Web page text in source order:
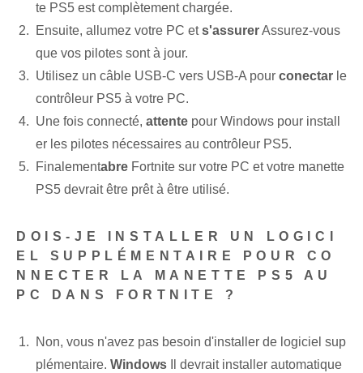
te PS5 est complètement chargée.
Ensuite, allumez votre PC ets'assurerAssurez-vous
que vos pilotes sont à jour.
Utilisez un câble USB-C vers USB-A pour conectar le
contrôleur PS5 à votre‌ PC.
Une fois connecté, attente pour Windows pour install
er les pilotes nécessaires au contrôleur PS5.
Finalementabre Fortnite sur votre PC et votre manette
PS5 devrait être prêt à être utilisé.
DOIS-JE INSTALLER UN LOGICI
EL SUPPLÉMENTAIRE POUR CO
NNECTER LA MANETTE PS5 AU
PC DANS FORTNITE ?
Non, vous n'avez pas besoin d'installer de logiciel sup
plémentaire. Windows Il devrait installer automatique